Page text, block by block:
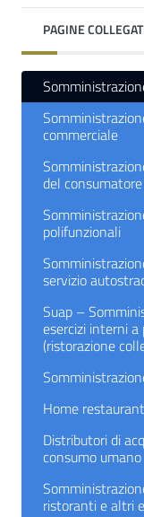
PAGINE
commerciale
del
polifunzionali
servizio
Suap –
esercizi interni
(ristorazione
Home
Distributori di
consumo umano
ristoranti e altri